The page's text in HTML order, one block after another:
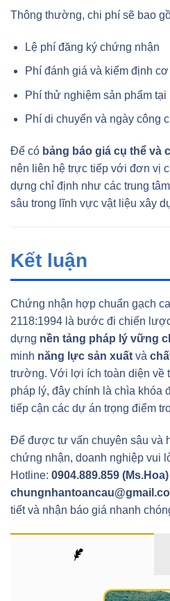
Thông thường, chi phí sẽ bao
Lệ phí đăng ký chứng nhận
Phí đánh giá và kiểm định
Phí thử nghiệm sản phẩm
Phí di chuyển và ngày công
Để có bảng báo giá cụ thể và
nên liên hệ trực tiếp với đơn vị
dựng chỉ định như các trung
sâu trong lĩnh vực vật liệu xây
Kết luận
Chứng nhận hợp chuẩn gạch
2118:1994 là bước đi chiến
dựng nền tảng pháp lý vững
minh năng lực sản xuất và
trường. Với lợi ích toàn diện về
pháp lý, đây chính là chìa khóa
tiếp cận các dự án trọng điểm
Để được tư vấn chuyên sâu và
chứng nhận, doanh nghiệp vui
Hotline: 0904.889.859 (Ms.Hoa)
tiết và nhận báo giá nhanh